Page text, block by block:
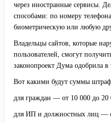
через иностранные сервисы.
способами: по номеру
биометрическую или любую
Владельцы сайтов, которые
пользователей, смогут
законопроект Дума одобрила в
Вот какими будут суммы
для граждан — от 10 000 до 20
для ИП и должностных лиц —